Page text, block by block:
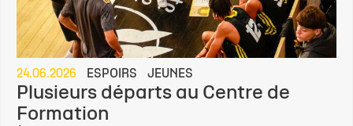
24.06.2026 ESPOIRS JEUNES
Plusieurs départs au Centre de
Formation